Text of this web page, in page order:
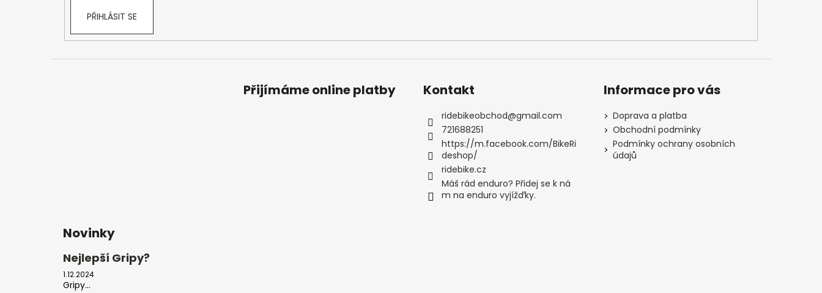
PŘIHLÁSIT SE
Přijímáme online platby Kontakt
ridebikeobchod@gmail.com
721688251
https://m.facebook.com/BikeRi
deshop/
ridebike.cz
Máš rád enduro? Přidej se k ná
m na enduro vyjížďky.
Informace pro vás
Doprava a platba
Obchodní podmínky
Podmínky ochrany osobních
údajů
Novinky
Nejlepší Gripy?
1.12.2024
Gripy...